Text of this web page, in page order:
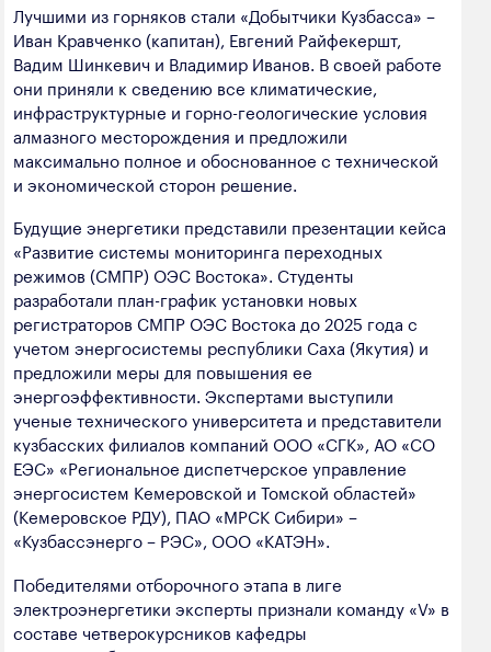
Лучшими из горняков стали «Добытчики Кузбасса» –
Иван Кравченко (капитан), Евгений Райфекершт,
Вадим Шинкевич и Владимир Иванов. В своей работе
они приняли к сведению все климатические,
инфраструктурные и горно-геологические условия
алмазного месторождения и предложили
максимально полное и обоснованное с технической
и экономической сторон решение.
Будущие энергетики представили презентации кейса
«Развитие системы мониторинга переходных
режимов (СМПР) ОЭС Востока». Студенты
разработали план-график установки новых
регистраторов СМПР ОЭС Востока до 2025 года с
учетом энергосистемы республики Саха (Якутия) и
предложили меры для повышения ее
энергоэффективности. Экспертами выступили
ученые технического университета и представители
кузбасских филиалов компаний ООО «СГК», АО «СО
ЕЭС» «Региональное диспетчерское управление
энергосистем Кемеровской и Томской областей»
(Кемеровское РДУ), ПАО «МРСК Сибири» –
«Кузбассэнерго – РЭС», ООО «КАТЭН».
Победителями отборочного этапа в лиге
электроэнергетики эксперты признали команду «V» в
составе четверокурсников кафедры